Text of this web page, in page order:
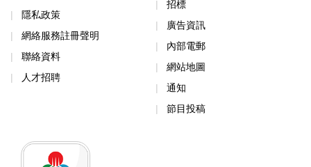
隱私政策
網絡服務註冊聲明
聯絡資料
人才招聘
招標
廣告資訊
內部電郵
網站地圖
通知
節目投稿